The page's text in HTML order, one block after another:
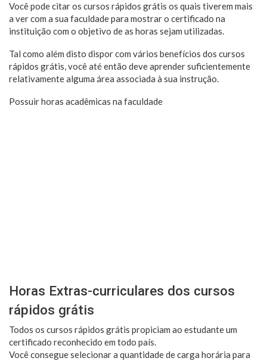
Você pode citar os cursos rápidos grátis os quais tiverem mais
a ver com a sua faculdade para mostrar o certificado na
instituição com o objetivo de as horas sejam utilizadas.
Tal como além disto dispor com vários benefícios dos cursos
rápidos grátis, você até então deve aprender suficientemente
relativamente alguma área associada à sua instrução.
Possuir horas acadêmicas na faculdade
Horas Extras-curriculares dos cursos
rápidos grátis
Todos os cursos rápidos grátis propiciam ao estudante um
certificado reconhecido em todo país.
Você consegue selecionar a quantidade de carga horária para